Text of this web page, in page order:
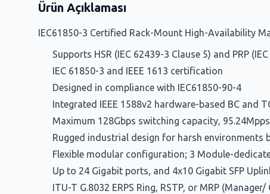
Ürün Açıklaması
IEC61850-3 Certified Rack-Mount High-Availability
Supports HSR (IEC 62439-3 Clause 5) and PRP
IEC 61850-3 and IEEE 1613 certification
Designed in compliance with IEC61850-90-4
Integrated IEEE 1588v2 hardware-based BC and
Maximum 128Gbps switching capacity,
Rugged industrial design for harsh environments
Flexible modular configuration; 3 Module-
Up to 24 Gigabit ports, and 4x10 Gigabit SFP
ITU-T G.8032 ERPS Ring, RSTP, or MRP